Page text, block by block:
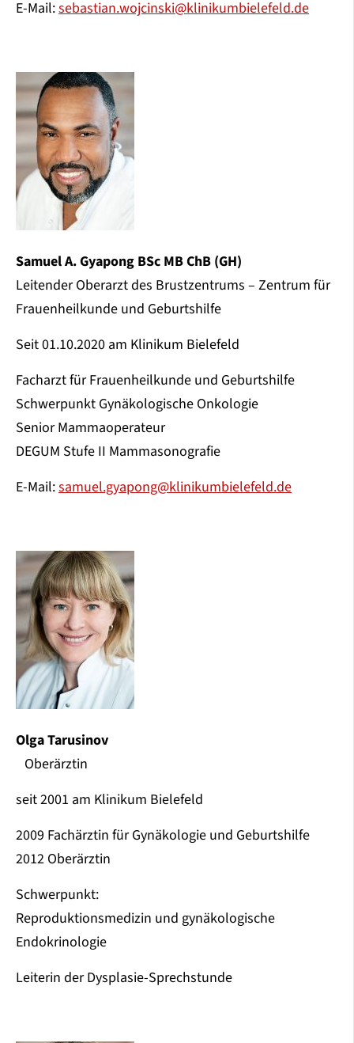
E-Mail:sebastian.wojcinski@klinikumbielefeld.de
Samuel A. Gyapong BSc MB ChB (GH)
Leitender Oberarzt des Brustzentrums – Zentrum für
Frauenheilkunde und Geburtshilfe
Seit 01.10.2020 am Klinikum Bielefeld
Facharzt für Frauenheilkunde und Geburtshilfe
Schwerpunkt Gynäkologische Onkologie
Senior Mammaoperateur
DEGUM Stufe II Mammasonografie
E-Mail:samuel.gyapong@klinikumbielefeld.de
Olga Tarusinov
Oberärztin
seit 2001 am Klinikum Bielefeld
2009 Fachärztin für Gynäkologie und Geburtshilfe
2012 Oberärztin
Schwerpunkt:
Reproduktionsmedizin und gynäkologische
Endokrinologie
Leiterin der Dysplasie-Sprechstunde